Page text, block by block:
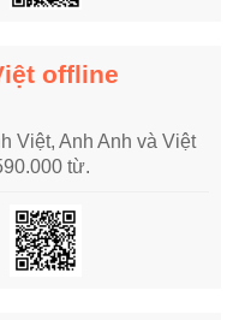
offline
Việt, Anh Anh và Việt
từ.